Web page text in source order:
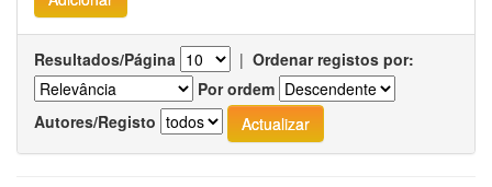
Resultados/Página | Ordenar registos por:
Por ordem
Autores/Registo